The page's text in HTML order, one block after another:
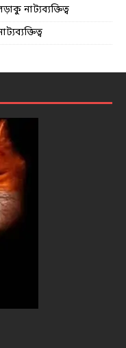
নাট্যব্যক্তিত্ব